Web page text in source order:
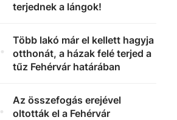
terjednek a lángok!
.
Több lakó már el kellett hagyja
otthonát, a házak felé terjed a
tűz Fehérvár határában
.
Az összefogás erejével
oltották el a Fehérvár